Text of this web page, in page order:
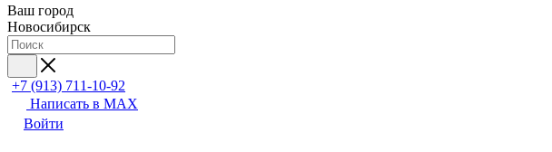
Ваш город
Новосибирск
+7 (913) 711-10-92
Написать в MAX
Войти